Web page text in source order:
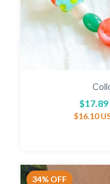
$17.89
$16.10
34% OFF